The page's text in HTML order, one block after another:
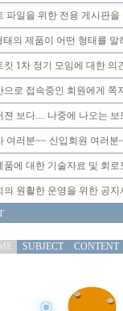
파일을 위한 전용 게시판
태의 제품이 어떤 형태를
킷 1차 정기 모임에 대한 의
으로 접속중인 회원에게 쪽
젼 보다.... 나중에 나오는
여러분~~ 신입회원 여러
품에 대한 기술자료 및 회
의 원활한 운영을 위한 공